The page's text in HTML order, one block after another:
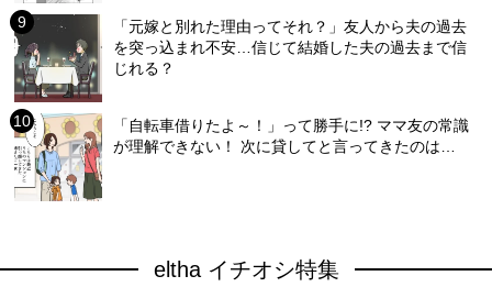
「元嫁と別れた理由ってそれ？」友人から夫の過去
を突っ込まれ不安…信じて結婚した夫の過去まで信
じれる？
「自転車借りたよ～！」って勝手に!? ママ友の常識
が理解できない！ 次に貸してと言ってきたのは…
eltha イチオシ特集